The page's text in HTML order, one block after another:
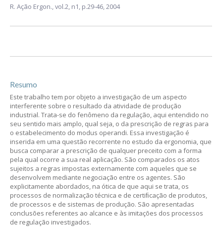
R. Ação Ergon.,vol.2, n1, p.29-46, 2004
Resumo
Este trabalho tem por objeto a investigação de um aspecto
interferente sobre o resultado da atividade de produção
industrial. Trata-se do fenômeno da regulação, aqui entendido no
seu sentido mais amplo, qual seja, o da prescrição de regras para
o estabelecimento do modus operandi. Essa investigação é
inserida em uma questão recorrente no estudo da ergonomia, que
busca comparar a prescrição de qualquer preceito com a forma
pela qual ocorre a sua real aplicação. São comparados os atos
sujeitos a regras impostas externamente com aqueles que se
desenvolvem mediante negociação entre os agentes. São
explicitamente abordados, na ótica de que aqui se trata, os
processos de normalização técnica e de certiﬁcação de produtos,
de processos e de sistemas de produção. São apresentadas
conclusões referentes ao alcance e às imitações dos processos
de regulação investigados.